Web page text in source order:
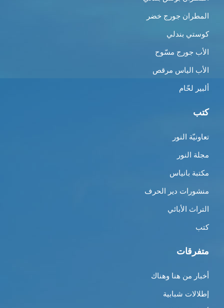
المطران جورج خضر
كوستي بندلي
الأب جورج مسّوح
الأب الياس مرقص
ألبير لحّام
كتب
تعاونيّة النور
مجلة النور
مكتبة بانياس
منشورات دير الحرف
التراث الأبائي
كتب
متفرقات
أخبار من هنا وهناك
إطلالات شبابية